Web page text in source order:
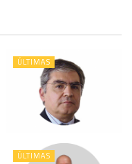
ÚLTIMAS
ÚLTIMAS